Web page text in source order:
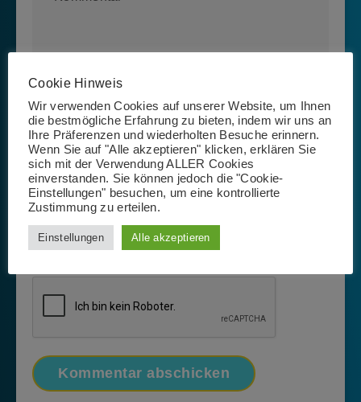
Name, E-Mail-Adresse und Website in diesem Browser
für meinen nächsten Kommentar speichern.
Cookie Hinweis
Wir verwenden Cookies auf unserer Website, um Ihnen
die bestmögliche Erfahrung zu bieten, indem wir uns an
Ihre Präferenzen und wiederholten Besuche erinnern.
Wenn Sie auf "Alle akzeptieren" klicken, erklären Sie
sich mit der Verwendung ALLER Cookies
einverstanden. Sie können jedoch die "Cookie-
Einstellungen" besuchen, um eine kontrollierte
Zustimmung zu erteilen.
Einstellungen Alle akzeptieren